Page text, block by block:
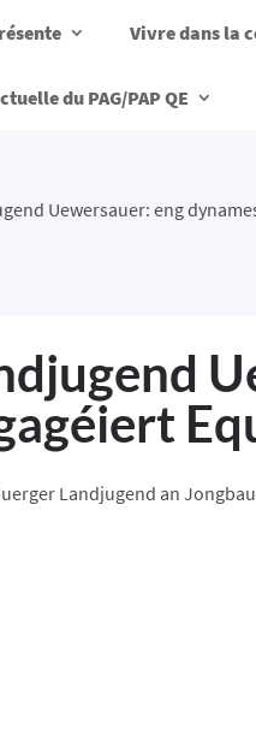
Vivre dans la
du PAG/PAP QE
Uewersauer: eng
Landjugend an